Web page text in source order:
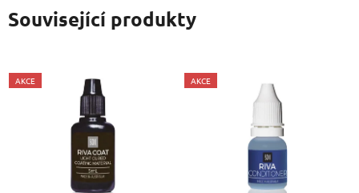
Související produkty
AKCE AKCE